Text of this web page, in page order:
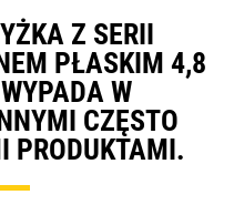
Z SERII
PŁASKIM 4,8
W
CZĘSTO
PRODUKTAMI.